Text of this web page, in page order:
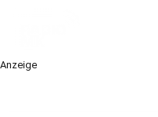
Anzeige